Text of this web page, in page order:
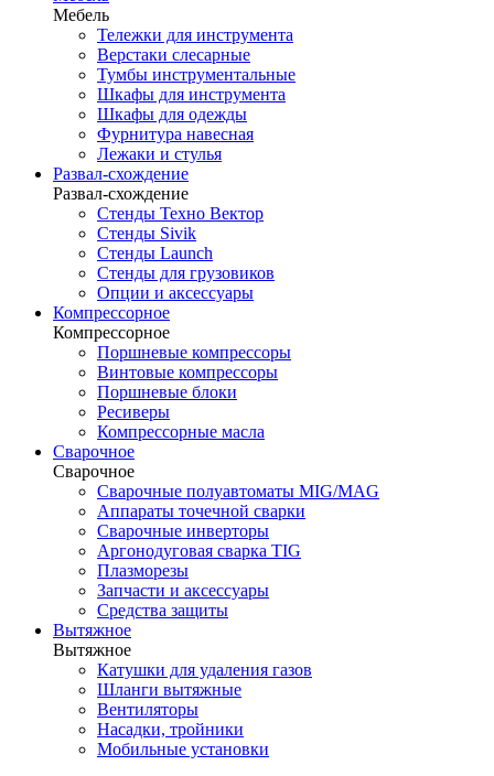
Мебель
Тележки для инструмента
Верстаки слесарные
Тумбы инструментальные
Шкафы для инструмента
Шкафы для одежды
Фурнитура навесная
Лежаки и стулья
Развал-схождение
Развал-схождение
Стенды Техно Вектор
Стенды Sivik
Стенды Launch
Стенды для грузовиков
Опции и аксессуары
Компрессорное
Компрессорное
Поршневые компрессоры
Винтовые компрессоры
Поршневые блоки
Ресиверы
Компрессорные масла
Сварочное
Сварочное
Сварочные полуавтоматы MIG/MAG
Аппараты точечной сварки
Сварочные инверторы
Аргонодуговая сварка TIG
Плазморезы
Запчасти и аксессуары
Средства защиты
Вытяжное
Вытяжное
Катушки для удаления газов
Шланги вытяжные
Вентиляторы
Насадки, тройники
Мобильные установки